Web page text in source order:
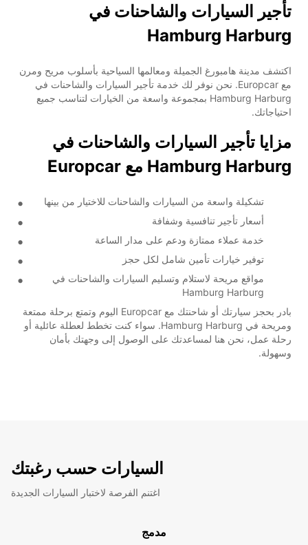
تأجير السيارات والشاحنات في
Hamburg Harburg
اكتشف مدينة هامبورغ الجميلة ومعالمها السياحية بأسلوب مريح ومرن
مع Europcar. نحن نوفر لك خدمة تأجير السيارات والشاحنات في
Hamburg Harburg بمجموعة واسعة من الخيارات لتناسب جميع
احتياجاتك.
مزايا تأجير السيارات والشاحنات في
Hamburg Harburg مع Europcar
تشكيلة واسعة من السيارات والشاحنات للاختيار من بينها
أسعار تأجير تنافسية وشفافة
خدمة عملاء ممتازة ودعم على مدار الساعة
توفير خيارات تأمين شامل لكل حجز
مواقع مريحة لاستلام وتسليم السيارات والشاحنات في
Hamburg Harburg
بادر بحجز سيارتك أو شاحنتك مع Europcar اليوم وتمتع برحلة ممتعة
ومريحة في Hamburg Harburg. سواء كنت تخطط لعطلة عائلية أو
رحلة عمل، نحن هنا لمساعدتك على الوصول إلى وجهتك بأمان
وسهولة.
السيارات حسب رغبتك
اغتنم الفرصة لاختبار السيارات الجديدة
مدمج